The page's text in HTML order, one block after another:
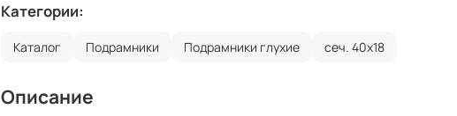
Категории:
Каталог Подрамники Подрамники глухие сеч. 40х18
Описание